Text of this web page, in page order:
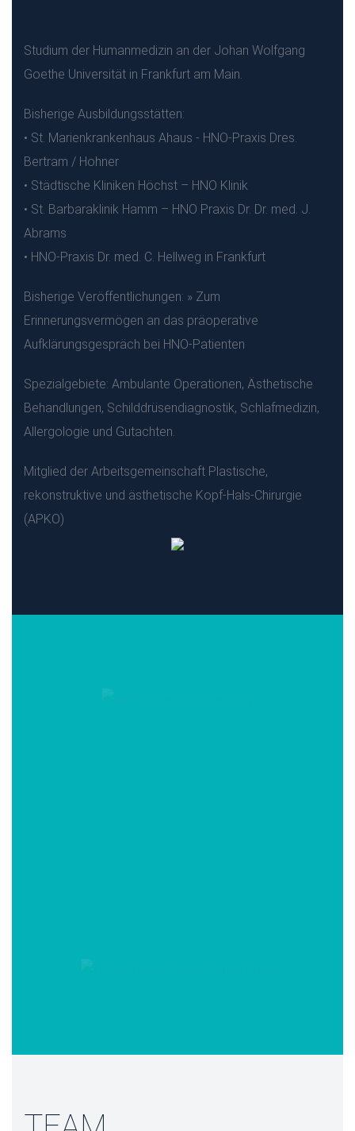
Studium der Humanmedizin an der Johan Wolfgang
Goethe Universität in Frankfurt am Main.
Bisherige Ausbildungsstätten:
• St. Marienkrankenhaus Ahaus - HNO-Praxis Dres.
Bertram / Hohner
• Städtische Kliniken Höchst – HNO Klinik
• St. Barbaraklinik Hamm – HNO Praxis Dr. Dr. med. J.
Abrams
• HNO-Praxis Dr. med. C. Hellweg in Frankfurt
Bisherige Veröffentlichungen: » Zum
Erinnerungsvermögen an das präoperative
Aufklärungsgespräch bei HNO-Patienten
Spezialgebiete: Ambulante Operationen, Ästhetische
Behandlungen, Schilddrüsendiagnostik, Schlafmedizin,
Allergologie und Gutachten.
Mitglied der Arbeitsgemeinschaft Plastische,
rekonstruktive und ästhetische Kopf-Hals-Chirurgie
(APKO)